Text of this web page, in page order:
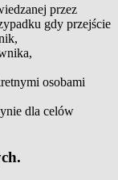
przez
gdy przejście
osobami
dla celów